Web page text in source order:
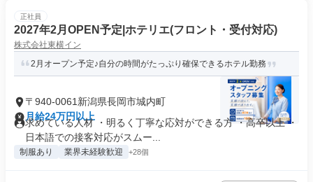
正社員
2027年2月OPEN予定|ホテリエ(フロント・受付対応)
株式会社東横イン
2月オープン予定♪自分の時間がたっぷり確保できるホテル勤務
〒940-0061新潟県長岡市城内町
月給24万円以上
求めている人材 ・明るく丁寧な応対ができる方 ・高卒以上 ・
日本語での接客対応がスムー...
制服あり 業界未経験歓迎 +28個